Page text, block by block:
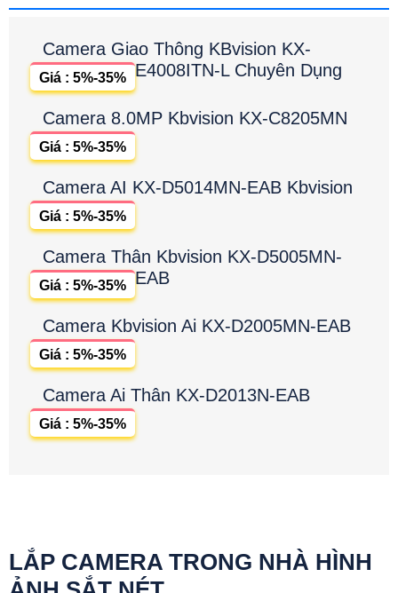
Camera Giao Thông KBvision KX-
E4008ITN-L Chuyên Dụng
Giá : 5%-35%
Camera 8.0MP Kbvision KX-C8205MN
Giá : 5%-35%
Camera AI KX-D5014MN-EAB Kbvision
Giá : 5%-35%
Camera Thân Kbvision KX-D5005MN-
EAB
Giá : 5%-35%
Camera Kbvision Ai KX-D2005MN-EAB
Giá : 5%-35%
Camera Ai Thân KX-D2013N-EAB
Giá : 5%-35%
LẮP CAMERA TRONG NHÀ HÌNH